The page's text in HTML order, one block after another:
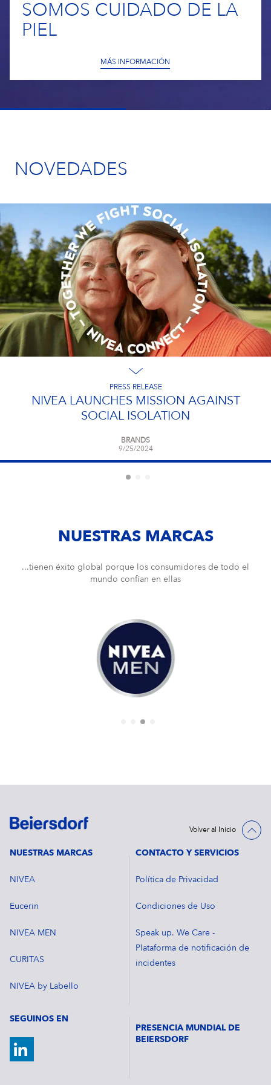
Eucerin
Tu Ubicación Argentina
SOMOS CUIDADO DE LA
PIEL
MÁS INFORMACIÓN
NOVEDADES
PRESS RELEASE
NIVEA LAUNCHES MISSION AGAINST
SOCIAL ISOLATION
BRANDS
9/25/2024
NUESTRAS MARCAS
...tienen éxito global porque los consumidores de todo el
mundo confían en ellas
Volver al Inicio
NUESTRAS MARCAS
NIVEA
Eucerin
NIVEA MEN
CURITAS
NIVEA by Labello
CONTACTO Y SERVICIOS
Política de Privacidad
Condiciones de Uso
Speak up. We Care -
Plataforma de notificación de
incidentes
SEGUINOS EN
PRESENCIA MUNDIAL DE
BEIERSDORF